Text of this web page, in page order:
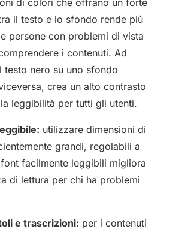
il testo e lo sfondo rende più
persone con problemi di vista
i contenuti. Ad
testo nero su uno sfondo
crea un alto contrasto
leggibilità per tutti gli utenti.
utilizzare dimensioni di
grandi, regolabili a
facilmente leggibili migliora
di lettura per chi ha problemi
e trascrizioni: per i contenuti